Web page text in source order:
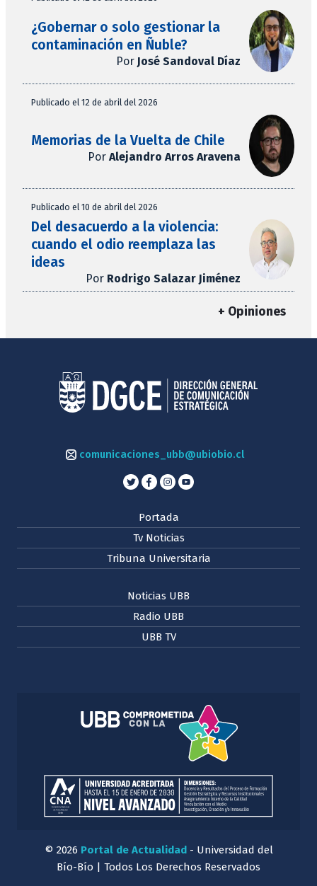
¿Gobernar o solo gestionar la
contaminación en Ñuble?
Por José Sandoval Díaz
Publicado el 12 de abril del 2026
Memorias de la Vuelta de Chile
Por Alejandro Arros Aravena
Publicado el 10 de abril del 2026
Del desacuerdo a la violencia:
cuando el odio reemplaza las
ideas
Por Rodrigo Salazar Jiménez
+ Opiniones
comunicaciones_ubb@ubiobio.cl
Portada
Tv Noticias
Tribuna Universitaria
Noticias UBB
Radio UBB
UBB TV
© 2026 Portal de Actualidad- Universidad del
Bío-Bío | Todos Los Derechos Reservados